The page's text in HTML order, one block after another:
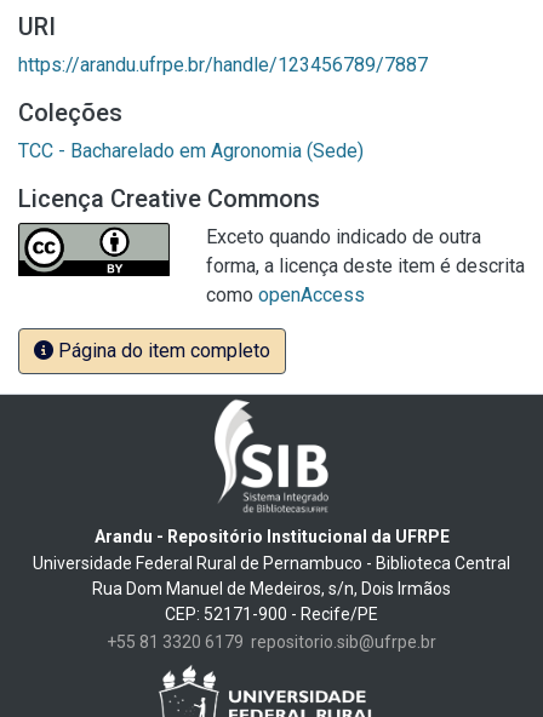
URI
https://arandu.ufrpe.br/handle/123456789/7887
Coleções
TCC - Bacharelado em Agronomia (Sede)
Licença Creative Commons
Exceto quando indicado de outra
forma, a licença deste item é descrita
como openAccess
Página do item completo
Arandu - Repositório Institucional da UFRPE
Universidade Federal Rural de Pernambuco - Biblioteca Central
Rua Dom Manuel de Medeiros, s/n, Dois Irmãos
CEP: 52171-900 - Recife/PE
+55 81 3320 6179 repositorio.sib@ufrpe.br